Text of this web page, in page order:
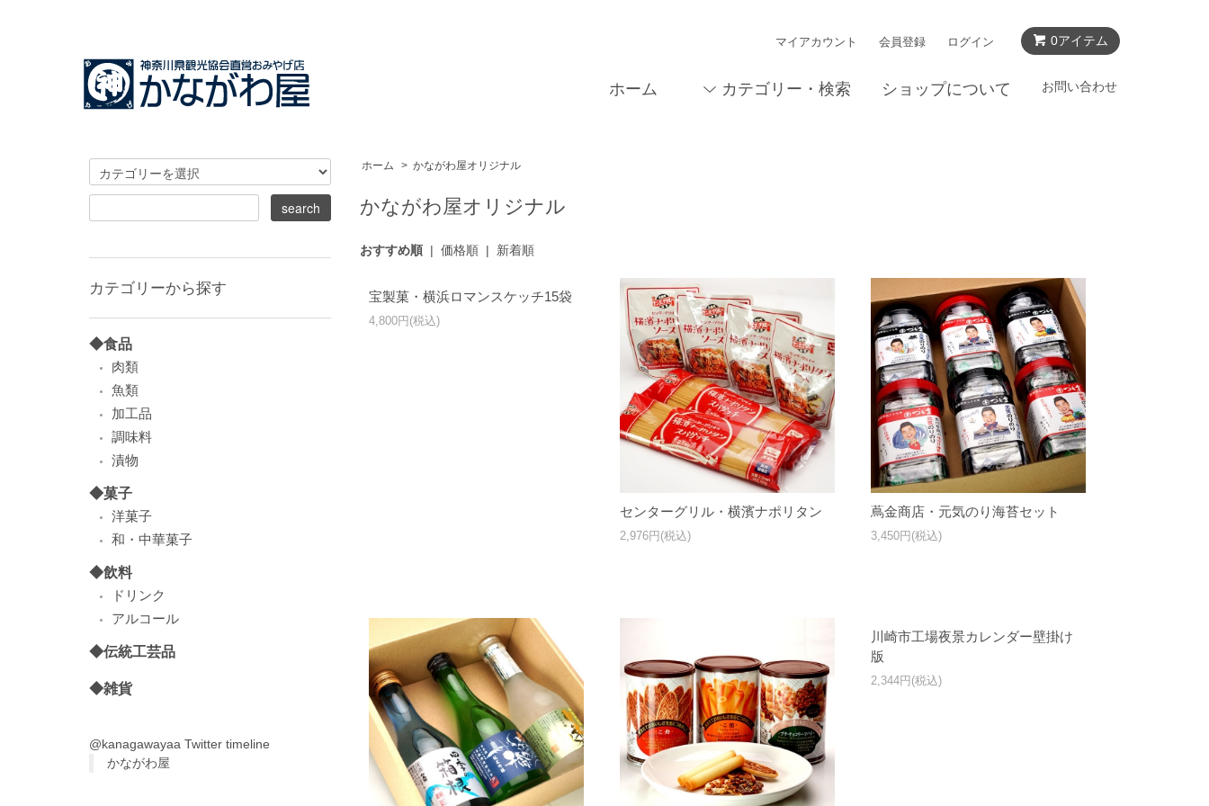
0アイテム
マイアカウント 会員登録 ログイン
ホーム カテゴリー・検索 ショップについて お問い合わせ
ホーム > かながわ屋オリジナル
かながわ屋オリジナル
おすすめ順| 価格順| 新着順
宝製菓・横浜ロマンスケッチ15袋
4,800円(税込)
センターグリル・横濱ナポリタン
2,976円(税込)
蔦金商店・元気のり海苔セット
3,450円(税込)
川崎市工場夜景カレンダー壁掛け
版
2,344円(税込)
カテゴリーから探す
◆食品
肉類
魚類
加工品
調味料
漬物
◆菓子
洋菓子
和・中華菓子
◆飲料
ドリンク
アルコール
◆伝統工芸品
◆雑貨
@kanagawayaa Twitter timeline
かながわ屋